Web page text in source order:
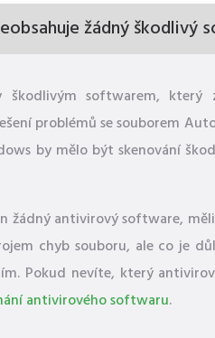
žádný škodlivý
škodlivým softwarem, který
problémů se souborem
by mělo být skenování
žádný antivirový software,
chyb souboru, ale co je
Pokud nevíte, který
antivirového softwaru.